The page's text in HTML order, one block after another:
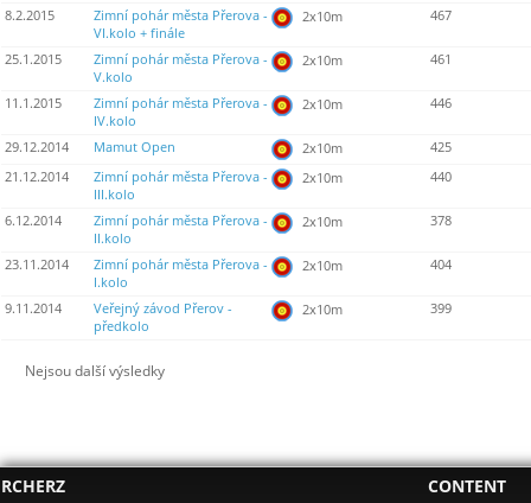
8.2.2015
Zimní pohár města Přerova -
VI.kolo + finále
2x10m 467
25.1.2015
Zimní pohár města Přerova -
V.kolo
2x10m 461
11.1.2015
Zimní pohár města Přerova -
IV.kolo
2x10m 446
29.12.2014 Mamut Open 2x10m
425
21.12.2014
Zimní pohár města Přerova -
III.kolo
2x10m 440
6.12.2014
Zimní pohár města Přerova -
II.kolo
2x10m 378
23.11.2014
Zimní pohár města Přerova -
I.kolo
2x10m 404
9.11.2014
Veřejný závod Přerov -
předkolo
2x10m 399
Nejsou další výsledky
RCHERZ CONTENT